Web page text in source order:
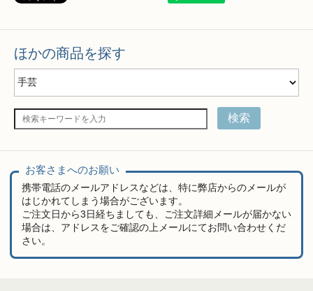
ほかの商品を探す
検索
お客さまへのお願い
携帯電話のメールアドレスなどは、特に弊店からのメールが
はじかれてしまう場合がございます。
ご注文日から3日経ちましても、ご注文詳細メールが届かない
場合は、アドレスをご確認の上メールにてお問い合わせくだ
さい。